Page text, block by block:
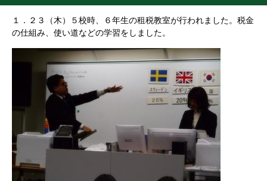
１．２３（木）５校時、６年生の租税教室が行われました。税金
の仕組み、使い道などの学習をしました。